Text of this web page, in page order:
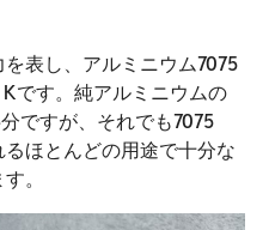
表し、アルミニウム7075
です。純アルミニウムの
ですが、それでも7075
ほとんどの用途で十分な
。